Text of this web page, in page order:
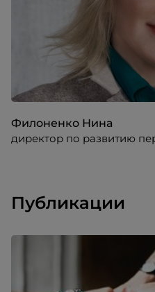
Филоненко Нина
директор по развитию
Публикации